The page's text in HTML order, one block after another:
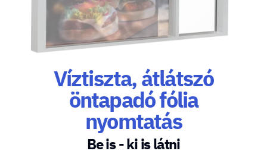
Víztiszta, átlátszó
öntapadó fólia
nyomtatás
Be is - ki is látni